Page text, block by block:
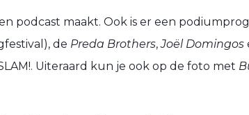
podcast maakt. Ook is er een
de Preda Brothers,Joël Domingos
Uiteraard kun je ook op de foto met